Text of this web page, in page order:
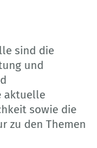
sind die
und
aktuelle
sowie die
zu den Themen